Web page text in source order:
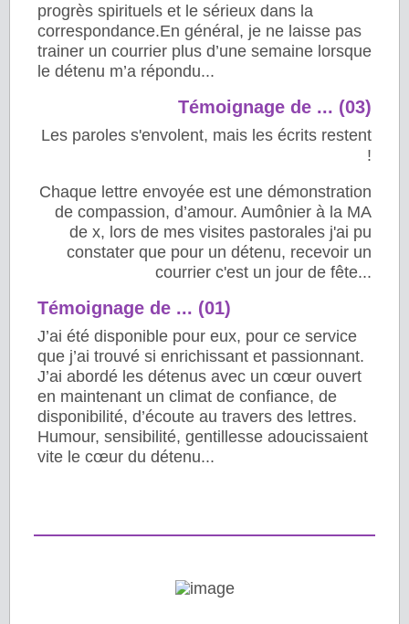
progrès spirituels et le sérieux dans la
correspondance.En général, je ne laisse pas
trainer un courrier plus d’une semaine lorsque
le détenu m’a répondu...
Témoignage de ... (03)
Les paroles s'envolent, mais les écrits restent
!
Chaque lettre envoyée est une démonstration
de compassion, d’amour. Aumônier à la MA
de x, lors de mes visites pastorales j'ai pu
constater que pour un détenu, recevoir un
courrier c'est un jour de fête...
Témoignage de ... (01)
J’ai été disponible pour eux, pour ce service
que j’ai trouvé si enrichissant et passionnant.
J’ai abordé les détenus avec un cœur ouvert
en maintenant un climat de confiance, de
disponibilité, d’écoute au travers des lettres.
Humour, sensibilité, gentillesse adoucissaient
vite le cœur du détenu...